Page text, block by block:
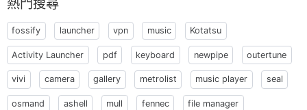
熱門搜尋
fossify launcher vpn music Kotatsu
Activity Launcher pdf keyboard newpipe outertune
vivi camera gallery metrolist music player seal
osmand ashell mull fennec file manager